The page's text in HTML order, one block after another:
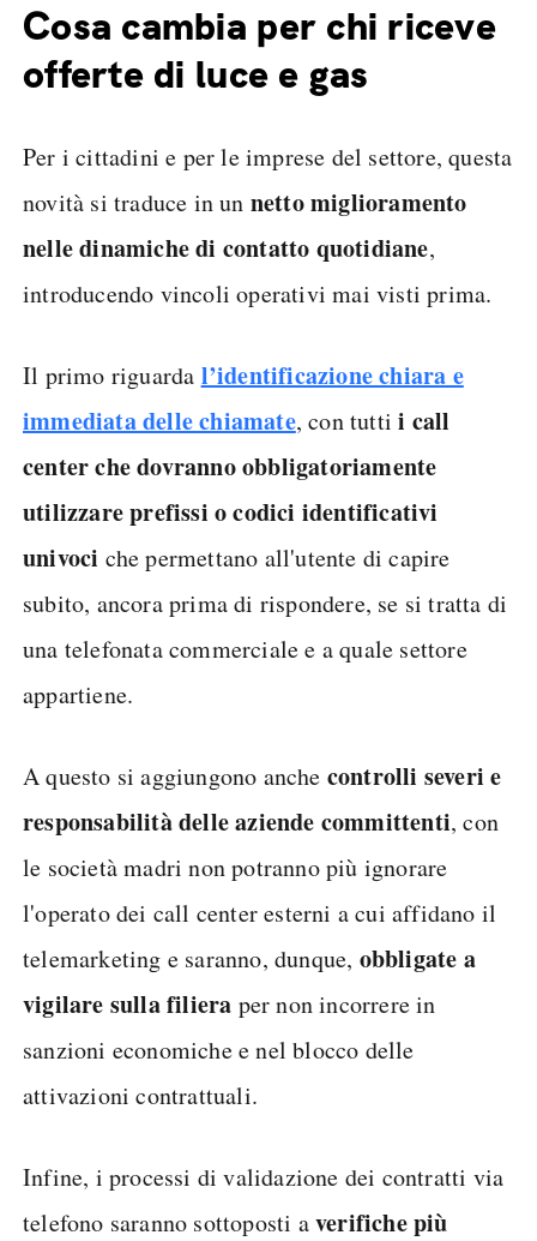
Cosa cambia per chi riceve
offerte di luce e gas
Per i cittadini e per le imprese del settore, questa
novità si traduce in un netto miglioramento
nelle dinamiche di contatto quotidiane,
introducendo vincoli operativi mai visti prima.
Il primo riguarda l’identificazione chiara e
immediata delle chiamate, con tuttii call
center che dovranno obbligatoriamente
utilizzare prefissi o codici identificativi
univoci che permettano all'utente di capire
subito, ancora prima di rispondere, se si tratta di
una telefonata commerciale e a quale settore
appartiene.
A questo si aggiungono anche controlli severi e
responsabilità delle aziende committenti, con
le società madri non potranno più ignorare
l'operato dei call center esterni a cui affidano il
telemarketing e saranno, dunque, obbligate a
vigilare sulla filiera per non incorrere in
sanzioni economiche e nel blocco delle
attivazioni contrattuali.
Infine, i processi di validazione dei contratti via
telefono saranno sottoposti averifiche più